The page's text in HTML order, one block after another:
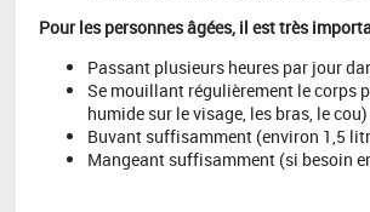
Pour les personnes âgées, il est très
Passant plusieurs heures par jour
Se mouillant régulièrement le corps
humide sur le visage, les bras, le
Buvant suffisamment (environ 1,5
Mangeant suffisamment (si besoin